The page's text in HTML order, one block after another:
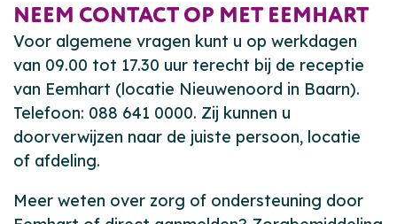
NEEM CONTACT OP MET EEMHART
Voor algemene vragen kunt u op werkdagen
van 09.00 tot 17.30 uur terecht bij de receptie
van Eemhart (locatie Nieuwenoord in Baarn).
Telefoon: 088 641 0000. Zij kunnen u
doorverwijzen naar de juiste persoon, locatie
of afdeling.
Meer weten over zorg of ondersteuning door